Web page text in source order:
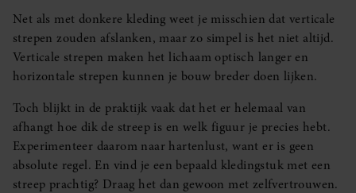
Net als met donkere kleding weet je misschien dat verticale
strepen zouden afslanken, maar zo simpel is het niet altijd.
Verticale strepen maken het lichaam optisch langer en
horizontale strepen kunnen je bouw breder doen lijken.
Toch blijkt in de praktijk vaak dat het er helemaal van
afhangt hoe dik de streep is en welk figuur je precies hebt.
Experimenteer daarom naar hartenlust, want er is geen
absolute regel. En vind je een bepaald kledingstuk met een
streep prachtig? Draag het dan gewoon met zelfvertrouwen.